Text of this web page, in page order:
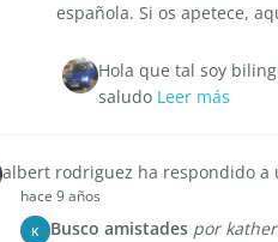
española. Si os apetece,
Hola que tal soy
saludo Leer más
albert rodriguez ha respondido a
hace 9 años
K Busco amistades por